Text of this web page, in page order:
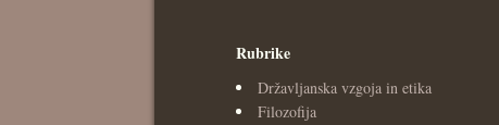
Rubrike
Državljanska vzgoja in etika
Filozofija